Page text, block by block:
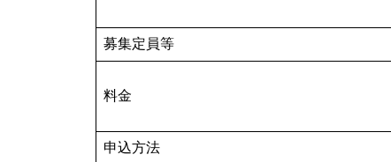
募集定員等
料金
申込方法